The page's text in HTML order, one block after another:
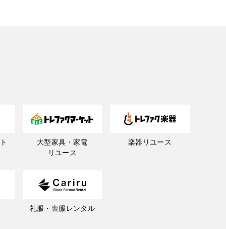
大型家具・家電
リユース
楽器リユース
礼服・喪服レンタル